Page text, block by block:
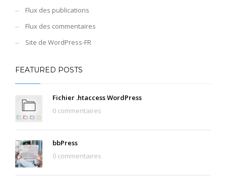
Flux des publications
Flux des commentaires
Site de WordPress-FR
FEATURED POSTS
Fichier .htaccess WordPress
0 commentaires
bbPress
0 commentaires